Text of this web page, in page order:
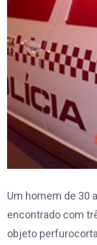
Um homem de 30
encontrado com
objeto